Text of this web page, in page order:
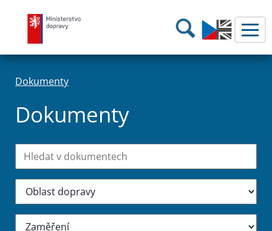
Ministerstvo dopravy Hledání
Dokumenty
Dokumenty